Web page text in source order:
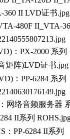
480F II_ VTA-
：PX-2000 系列
：PP-6284 系列
网络音频服务器
： PP-6284 II系列